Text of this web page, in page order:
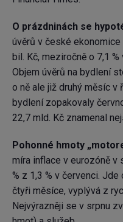
O prázdninách se
úvěrů v české
bil. Kč, meziročně o 7,1 %
Objem úvěrů na bydlení
o ně ale již druhý měsíc v
bydlení zopakovaly
22,7 mld. Kč znamenal
Pohonné hmoty
míra inflace v eurozóně v
% z 1,3 % v červenci.
čtyři měsíce, vyplývá z
Nejvýrazněji se v srpnu